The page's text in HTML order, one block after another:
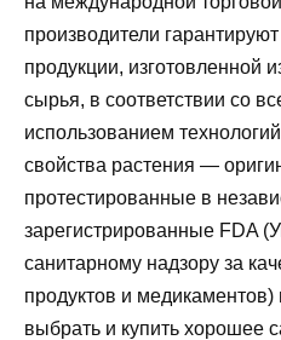
производители
продукции, изготовленной
сырья, в соответствии со
использованием
свойства растения —
протестированные в
зарегистрированные FDA
санитарному надзору за
продуктов и
выбрать и купить хорошее